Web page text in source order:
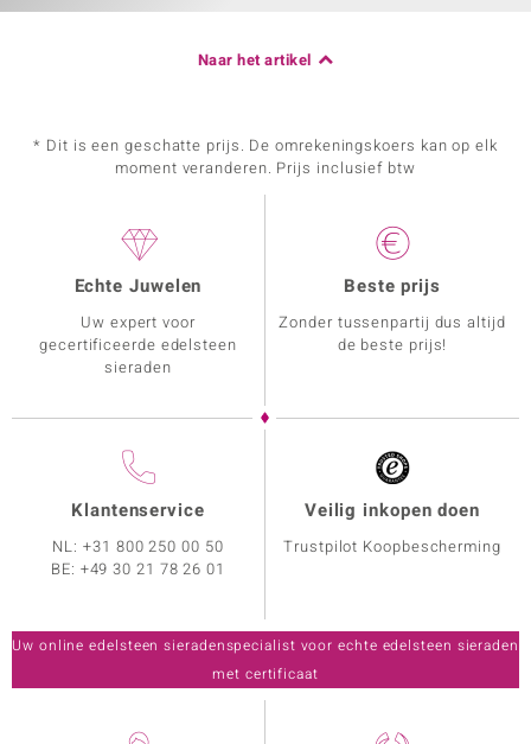
Naar het artikel
* Dit is een geschatte prijs. De omrekeningskoers kan op elk
moment veranderen. Prijs inclusief btw
Echte Juwelen
Uw expert voor
gecertificeerde edelsteen
sieraden
Beste prijs
Zonder tussenpartij dus altijd
de beste prijs!
Klantenservice
NL:+31 800 250 00 50
BE: +49 30 21 78 26 01
Veilig inkopen doen
Trustpilot Koopbescherming
Uw online edelsteen sieradenspecialist voor echte edelsteen sieraden
met certificaat